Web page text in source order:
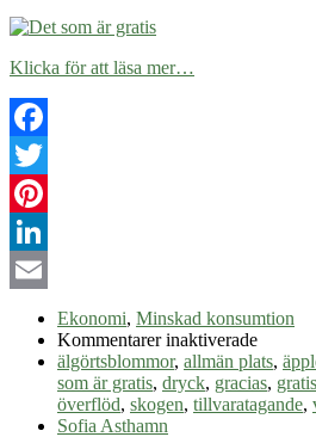
Klicka för att läsa mer…
Facebook
Twitter
Pinterest
LinkedIn
Ekonomi, Minskad konsumtion
Kommentarer inaktiveradeför
Det
som
är
älgörtsblommor, allmän plats,
som är gratis, dryck, gracias, gratis
överflöd, skogen, tillvaratagande,
Sofia Asthamn